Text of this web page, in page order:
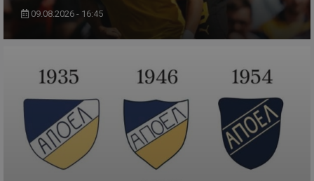
09.08.2026 - 16:45